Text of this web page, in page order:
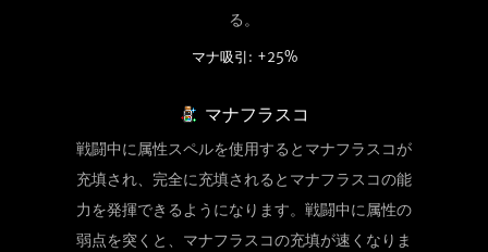
る。
マナ吸引: +25%
マナフラスコ
戦闘中に属性スペルを使用するとマナフラスコが
充填され、完全に充填されるとマナフラスコの能
力を発揮できるようになります。戦闘中に属性の
弱点を突くと、マナフラスコの充填が速くなりま